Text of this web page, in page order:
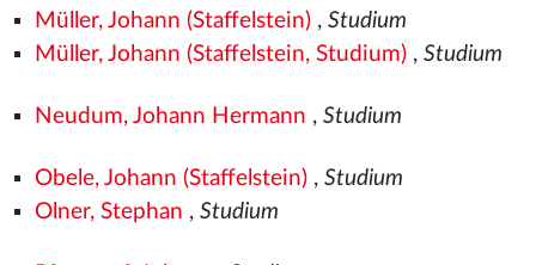
Müller, Johann (Staffelstein), Studium
Müller, Johann (Staffelstein, Studium), Studium
Neudum, Johann Hermann , Studium
Obele, Johann (Staffelstein), Studium
Olner, Stephan , Studium